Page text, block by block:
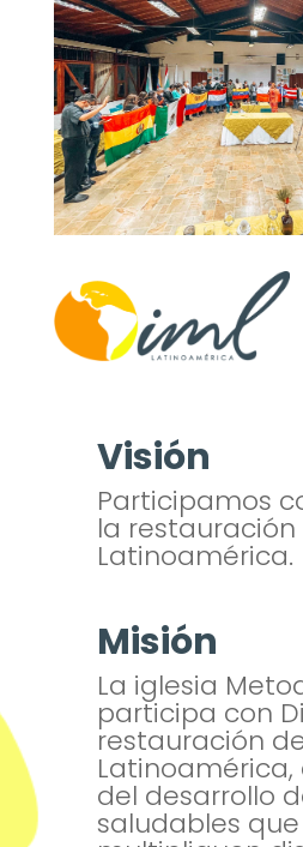
Visión
Participamos
la restauración
Latinoamérica.
Misión
La iglesia
participa con
restauración
Latinoamérica,
del desarrollo
saludables que